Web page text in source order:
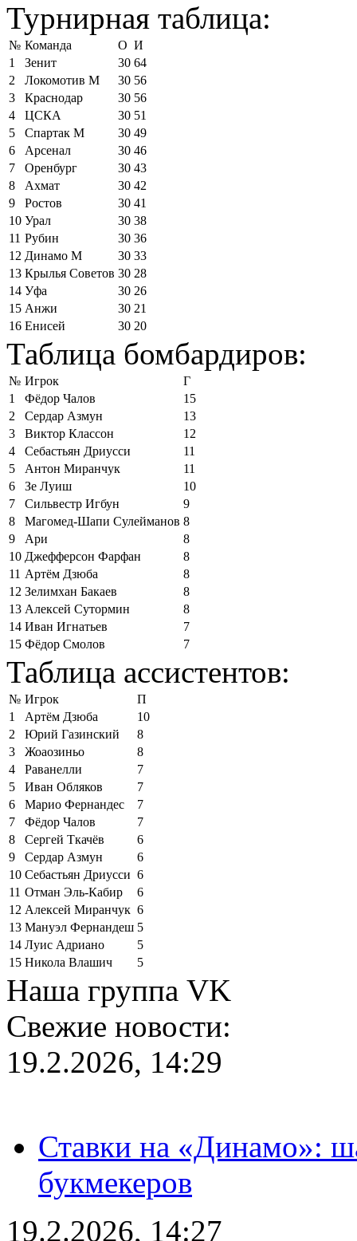
Турнирная таблица:
№ Команда О И
1
Зенит 30 64
2
Локомотив М 30 56
3
Краснодар 30 56
4
ЦСКА 30 51
5
Спартак М 30 49
6
Арсенал 30 46
7
Оренбург 30 43
8
Ахмат 30 42
9
Ростов 30 41
10 Урал 30 38
11 Рубин 30 36
12 Динамо М 30 33
13 Крылья Советов 30 28
14 Уфа 30 26
15 Анжи 30 21
16 Енисей 30 20
Таблица бомбардиров:
№ Игрок
Г
1
Фёдор Чалов
15
2
Сердар Азмун
13
3
Виктор Классон
12
4
Себастьян Дриусси
11
5
Антон Миранчук
11
6
Зе Луиш
10
7
Сильвестр Игбун
9
8
Магомед-Шапи Сулейманов 8
9
Ари
8
10 Джефферсон Фарфан
8
11 Артём Дзюба
8
12 Зелимхан Бакаев
8
13 Алексей Сутормин
8
14 Иван Игнатьев
7
15 Фёдор Смолов 7
Таблица ассистентов:
№ Игрок
П
1
Артём Дзюба
10
2
Юрий Газинский
8
3
Жоаозиньо
8
4
Раванелли
7
5
Иван Обляков
7
6
Марио Фернандес
7
7
Фёдор Чалов
7
8
Сергей Ткачёв
6
9
Сердар Азмун
6
10 Себастьян Дриусси 6
11 Отман Эль-Кабир
6
12 Алексей Миранчук 6
13 Мануэл Фернандеш 5
14 Луис Адриано
5
15 Никола Влашич 5
Наша группа VK
Свежие новости:
19.2.2026, 14:29
Ставки на «Динамо»:
букмекеров
19.2.2026, 14:27